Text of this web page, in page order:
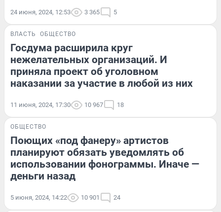
24 июня, 2024, 12:53 3 365 5
ВЛАСТЬ ОБЩЕСТВО
Госдума расширила круг
нежелательных организаций. И
приняла проект об уголовном
наказании за участие в любой из них
11 июня, 2024, 17:30 10 967 18
ОБЩЕСТВО
Поющих «под фанеру» артистов
планируют обязать уведомлять об
использовании фонограммы. Иначе —
деньги назад
5 июня, 2024, 14:22 10 901 24